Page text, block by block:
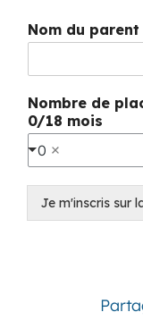
Nom du parent
Nombre de
0/18 mois
0
Je m'inscris sur